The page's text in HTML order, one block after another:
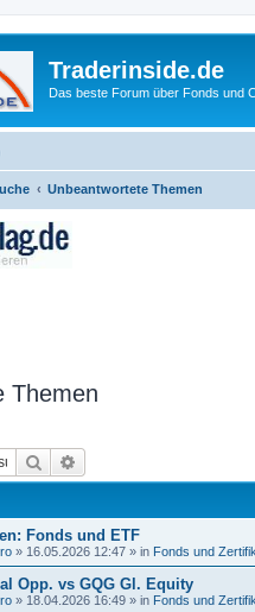
Traderinside.de
Das beste Forum über Fonds und
Unbeantwortete Themen
Themen
Suche
Fonds und ETF
» 16.05.2026 12:47 » in Fonds und
Opp. vs GQG Gl. Equity
» 18.04.2026 16:49 » in Fonds und